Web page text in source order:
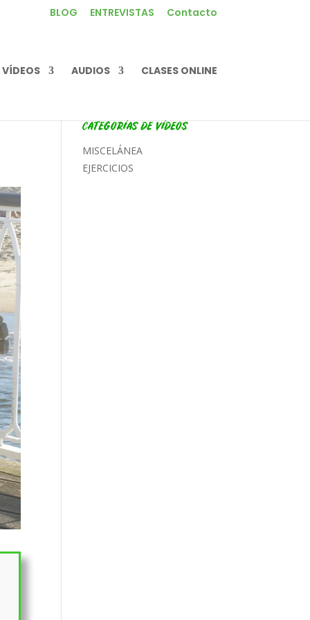
BLOG ENTREVISTAS Contacto
VÍDEOS AUDIOS CLASES ONLINE
CATEGORÍAS DE VÍDEOS
MISCELÁNEA
EJERCICIOS